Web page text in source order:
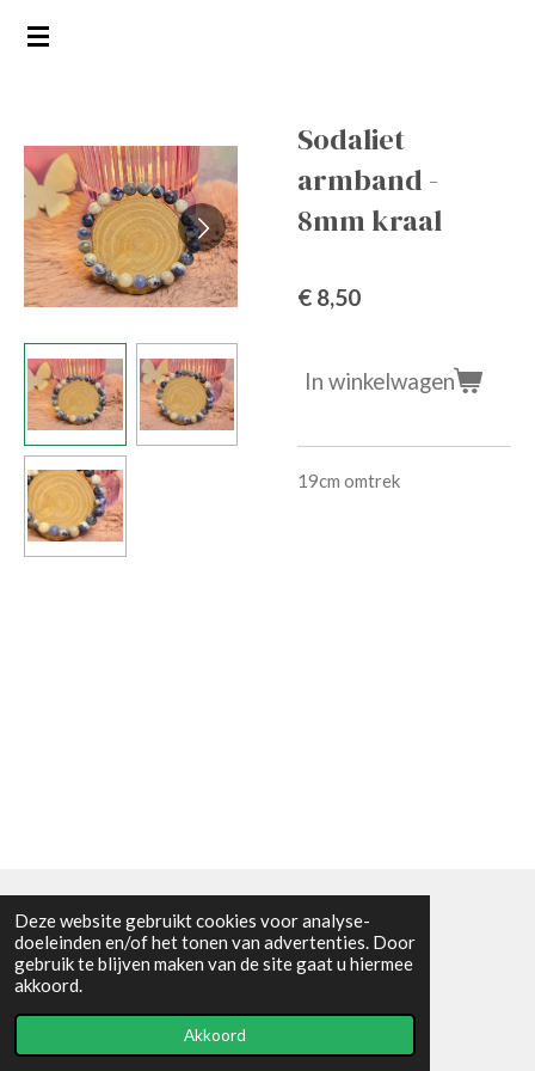
Deze website gebruikt cookies voor analyse-
doeleinden en/of het tonen van advertenties. Door
gebruik te blijven maken van de site gaat u hiermee
akkoord.
Akkoord
Ga
hoofdinhoud
Sodaliet
armband -
8mm kraal
€ 8,50
In winkelwagen
19cm omtrek
Algemene voorwaarden
© 2021 - RC en mineralenshop Het vlinderpad